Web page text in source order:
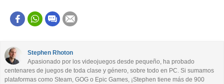
Este contenido contiene información incorrecta
Otro
Stephen Rhoton
Apasionado por los videojuegos desde pequeño, ha probado
centenares de juegos de toda clase y género, sobre todo en PC. Si sumamos
plataformas como Steam, GOG o Epic Games, ¡Stephen tiene más de 900